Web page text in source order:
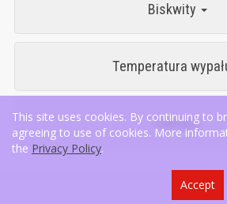
Biskwity
Temperatura
Contact
This site uses cookies. By continuing to
agreeing to use of cookies. More
the Privacy Policy.
Accept